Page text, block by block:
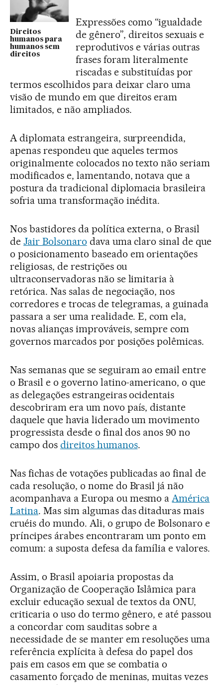
Direitos
humanos para
humanos sem
direitos
Expressões como “igualdade
de gênero”, direitos sexuais e
reprodutivos e várias outras
frases foram literalmente
riscadas e substituídas por
termos escolhidos para deixar claro uma
visão de mundo em que direitos eram
limitados, e não ampliados.
A diplomata estrangeira, surpreendida,
apenas respondeu que aqueles termos
originalmente colocados no texto não seriam
modificados e, lamentando, notava que a
postura da tradicional diplomacia brasileira
sofria uma transformação inédita.
Nos bastidores da política externa, o Brasil
de Jair Bolsonaro dava uma claro sinal de que
o posicionamento baseado em orientações
religiosas, de restrições ou
ultraconservadoras não se limitaria à
retórica. Nas salas de negociação, nos
corredores e trocas de telegramas, a guinada
passara a ser uma realidade. E, com ela,
novas alianças improváveis, sempre com
governos marcados por posições polêmicas.
Nas semanas que se seguiram ao email entre
o Brasil e o governo latino-americano, o que
as delegações estrangeiras ocidentais
descobriram era um novo país, distante
daquele que havia liderado um movimento
progressista desde o final dos anos 90 no
campo dos direitos humanos.
Nas fichas de votações publicadas ao final de
cada resolução, o nome do Brasil já não
acompanhava a Europa ou mesmo a América
Latina. Mas sim algumas das ditaduras mais
cruéis do mundo. Ali, o grupo de Bolsonaro e
príncipes árabes encontraram um ponto em
comum: a suposta defesa da família e valores.
Assim, o Brasil apoiaria propostas da
Organização de Cooperação Islâmica para
excluir educação sexual de textos da ONU,
criticaria o uso do termo gênero, e até passou
a concordar com sauditas sobre a
necessidade de se manter em resoluções uma
referência explícita à defesa do papel dos
pais em casos em que se combatia o
casamento forçado de meninas, muitas vezes